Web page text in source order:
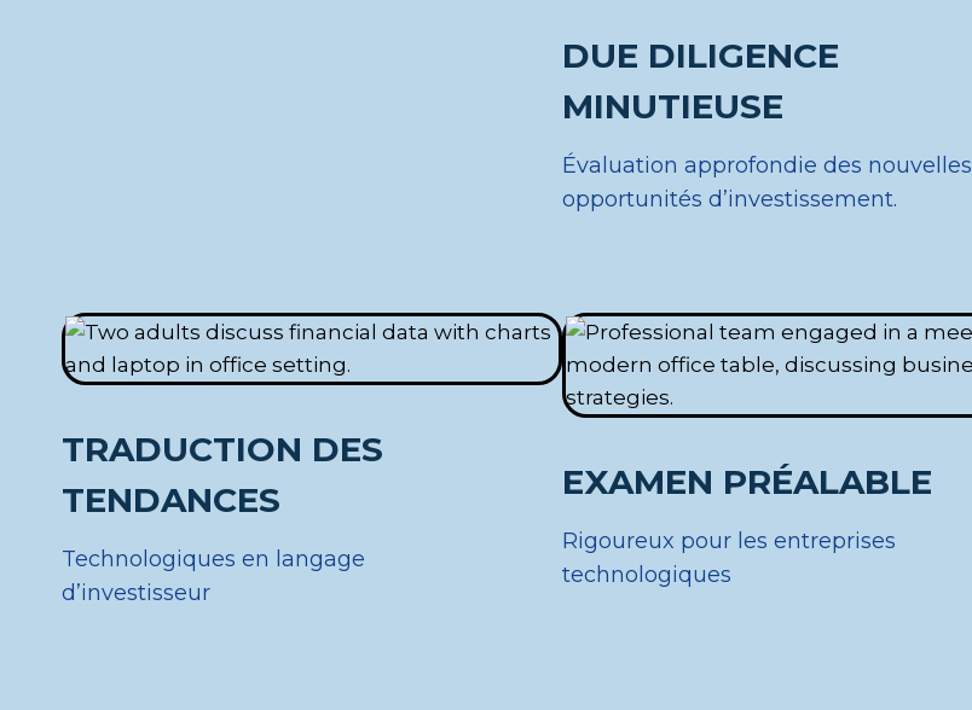
DUE DILIGENCE
MINUTIEUSE
Évaluation approfondie des nouvelles
opportunités d’investissement.
TRADUCTION DES
TENDANCES
Technologiques en langage
d’investisseur
EXAMEN PRÉALABLE
Rigoureux pour les entreprises
technologiques